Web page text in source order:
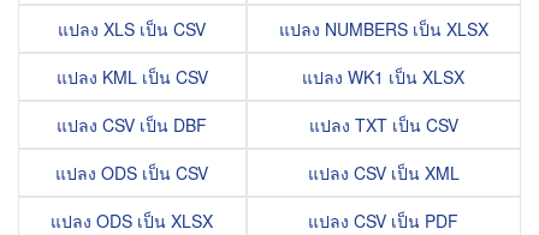
แปลง XLS เป็น CSV
แปลง KML เป็น CSV
แปลง CSV เป็น DBF
แปลง ODS เป็น CSV
แปลง ODS เป็น XLSX
แปลง NUMBERS เป็น XLSX
แปลง WK1 เป็น XLSX
แปลง TXT เป็น CSV
แปลง CSV เป็น XML
แปลง CSV เป็น PDF